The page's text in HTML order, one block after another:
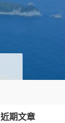
近期文章